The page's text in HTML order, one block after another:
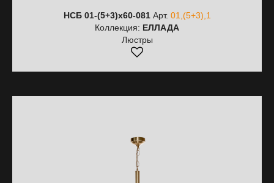
НСБ 01-(5+3)х60-081Арт. 01,(5+3),1
Коллекция: ЕЛЛАДА
Люстры